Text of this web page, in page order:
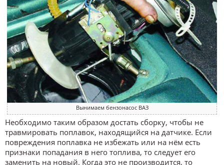
Вынимаем бензонасос ВАЗ
Необходимо таким образом достать сборку, чтобы не
травмировать поплавок, находящийся на датчике. Если
повреждения поплавка не избежать или на нём есть
признаки попадания в него топлива, то следует его
заменить на новый. Когда это не производится, то